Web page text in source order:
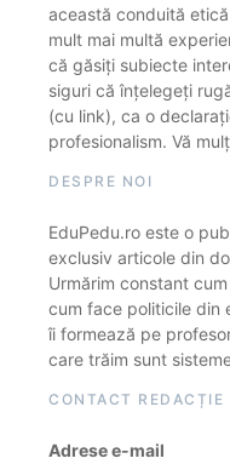
această conduită
mult mai multă
că găsiți subiecte
siguri că înțelegeți
(cu link), ca o
profesionalism. Vă
DESPRE NOI
EduPedu.ro este o
exclusiv articole din
Urmărim constant
cum face politicile din
îi formează pe
care trăim sunt
CONTACT REDACȚIE
Adrese e-mail